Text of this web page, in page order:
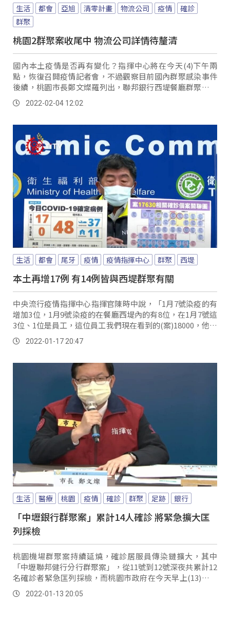
生活 都會 亞旭 清零計畫 物流公司 疫情
確診
群聚
桃園2群聚案收尾中 物流公司詳情待釐清
國內本土疫情是否再有變化？指揮中心將在今天(4)下午兩
點，恢復召開疫情記者會，不過觀察目前國內群聚感染事件
後續，桃園市長鄭文燦羅列出，聯邦銀行西堤餐廳群聚案及
遠雄自由貿易港區亞旭電腦群聚案，分別都累計...。
2022-02-04 12:02
生活 都會 尾牙 疫情 疫情指揮中心 群聚 西堤
本土再增17例 有14例皆與西堤群聚有關
中央流行疫情指揮中心指揮官陳時中說，「1月7號染疫的有
增加3位，1月9號染疫的在餐廳西堤內的有8位，在1月7號這
3位、1位是員工，這位員工我們現在看到的(案)18000，他是
員工，那是1月7號染疫，不...。
2022-01-17 20:47
生活 醫療 桃園 疫情 確診 群聚 足跡 銀行
「中壢銀行群聚案」累計14人確診 將緊急擴大匡
列採檢
桃園機場群聚案持續延燒，確診居服員傳染鏈擴大，其中
「中壢聯邦健行分行群聚案」，從11號到12號深夜共累計12
名確診者緊急匡列採檢，而桃園市政府在今天早上(13)的防
疫記者會中表示，再新增一名行員跟匡列...。
2022-01-13 20:05